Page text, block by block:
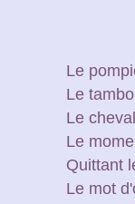
Le
Le
Le
Le
Quittant
Le mot